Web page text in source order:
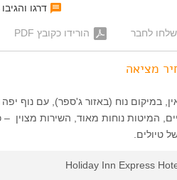
דרגו
שלחו לחבר הורידו כקובץ PDF
מציאה
במיקום נוח (באזור ג'ספר), עם נוף
המיטות נוחות מאוד, השירות מצוין
טיולים.
Holiday Inn Express